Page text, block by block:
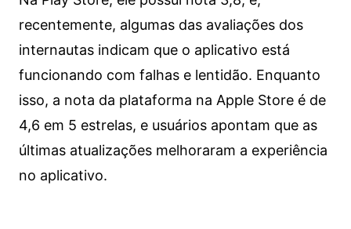
recentemente, algumas das avaliações dos
internautas indicam que o aplicativo está
funcionando com falhas e lentidão. Enquanto
isso, a nota da plataforma na Apple Store é de
4,6 em 5 estrelas, e usuários apontam que as
últimas atualizações melhoraram a experiência
no aplicativo.